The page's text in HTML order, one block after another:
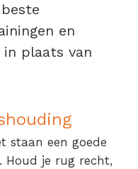
en
plaats van
staan een goede
Houd je rug recht,